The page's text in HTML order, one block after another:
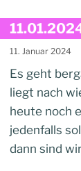
11. Januar 2024
Es geht
liegt nach
heute noch
jedenfalls
dann sind